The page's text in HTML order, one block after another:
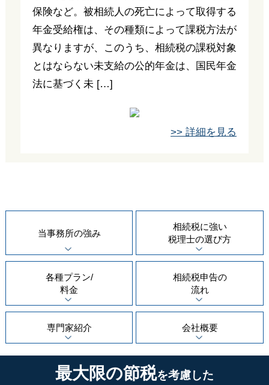
保険など。被相続人の死亡によって取得する
年金受給権は、その種類によって課税方法が
異なりますが、このうち、相続税の課税対象
とはならない未支給の公的年金は、国民年金
法に基づく未 […]
>> 詳細を見る
当事務所の強み
相続税に強い
税理士の選び方
各種プラン/
料金
相続税申告の
流れ
専門家紹介 会社概要
最大限の節税を考慮した